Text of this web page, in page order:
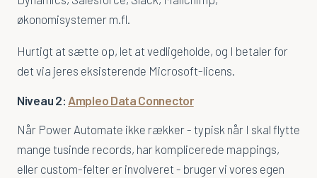
Kontakt Ampleo
økonomisystemer m.fl.
Hurtigt at sætte op, let at vedligeholde, og I betaler for
det via jeres eksisterende Microsoft-licens.
Niveau 2: Ampleo Data Connector
Når Power Automate ikke rækker - typisk når I skal flytte
mange tusinde records, har komplicerede mappings,
eller custom-felter er involveret - bruger vi vores egen